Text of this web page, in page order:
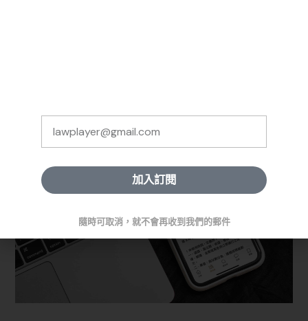
加入訂閱
隨時可取消，就不會再收到我們的郵件